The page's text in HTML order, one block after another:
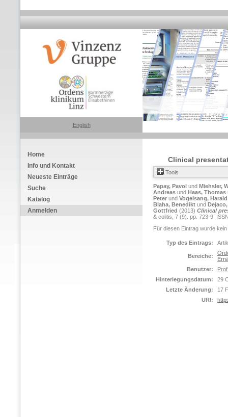
English
Home
Info und Kontakt
Neueste Einträge
Suche
Katalog
Anmelden
Clinical
Tools
Papay, Pavol und Miehsler,
Andreas und Haas, Thomas
Peter und Vogelsang, Harald
Blaha, Benedikt und
Gottfried (2013) Clinical
& colitis, 7 (9). pp. 723-9.
Für diesen Eintrag wurde
Typ des Eintrags:
Bereiche:
Benutzer:
Hinterlegungsdatum:
29
Letzte Änderung:
17
URI: